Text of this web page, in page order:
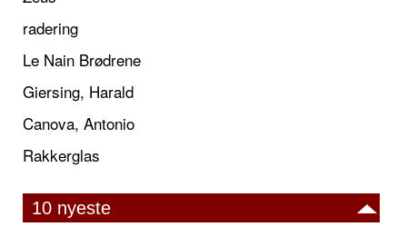
radering
Le Nain Brødrene
Giersing, Harald
Canova, Antonio
Rakkerglas
10 nyeste